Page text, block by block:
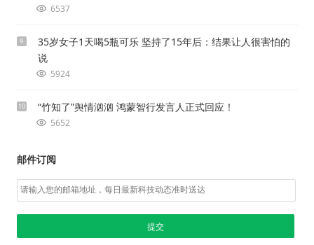
6537
9
35岁女子1天喝5瓶可乐 坚持了15年后：结果让人很害怕的
说
5924
10 “竹知了”舆情汹汹 鸿蒙智行发言人正式回应！
5652
邮件订阅